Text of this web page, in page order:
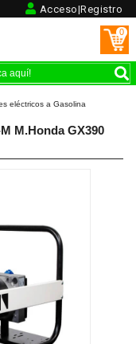
Acceso|Registro
0
eléctricos a Gasolina
M.Honda GX390